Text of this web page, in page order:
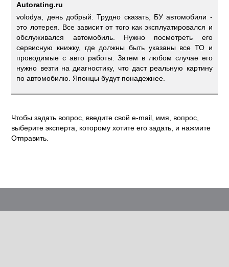
Autorating.ru
volodya, день добрый. Трудно сказать, БУ автомобили -
это лотерея. Все зависит от того как эксплуатировался и
обслуживался автомобиль. Нужно посмотреть его
сервисную книжку, где должны быть указаны все ТО и
проводимые с авто работы. Затем в любом случае его
нужно везти на диагностику, что даст реальную картину
по автомобилю. Японцы будут понадежнее.
Чтобы задать вопрос, введите свой e-mail, имя, вопрос,
выберите эксперта, которому хотите его задать, и нажмите
Отправить.